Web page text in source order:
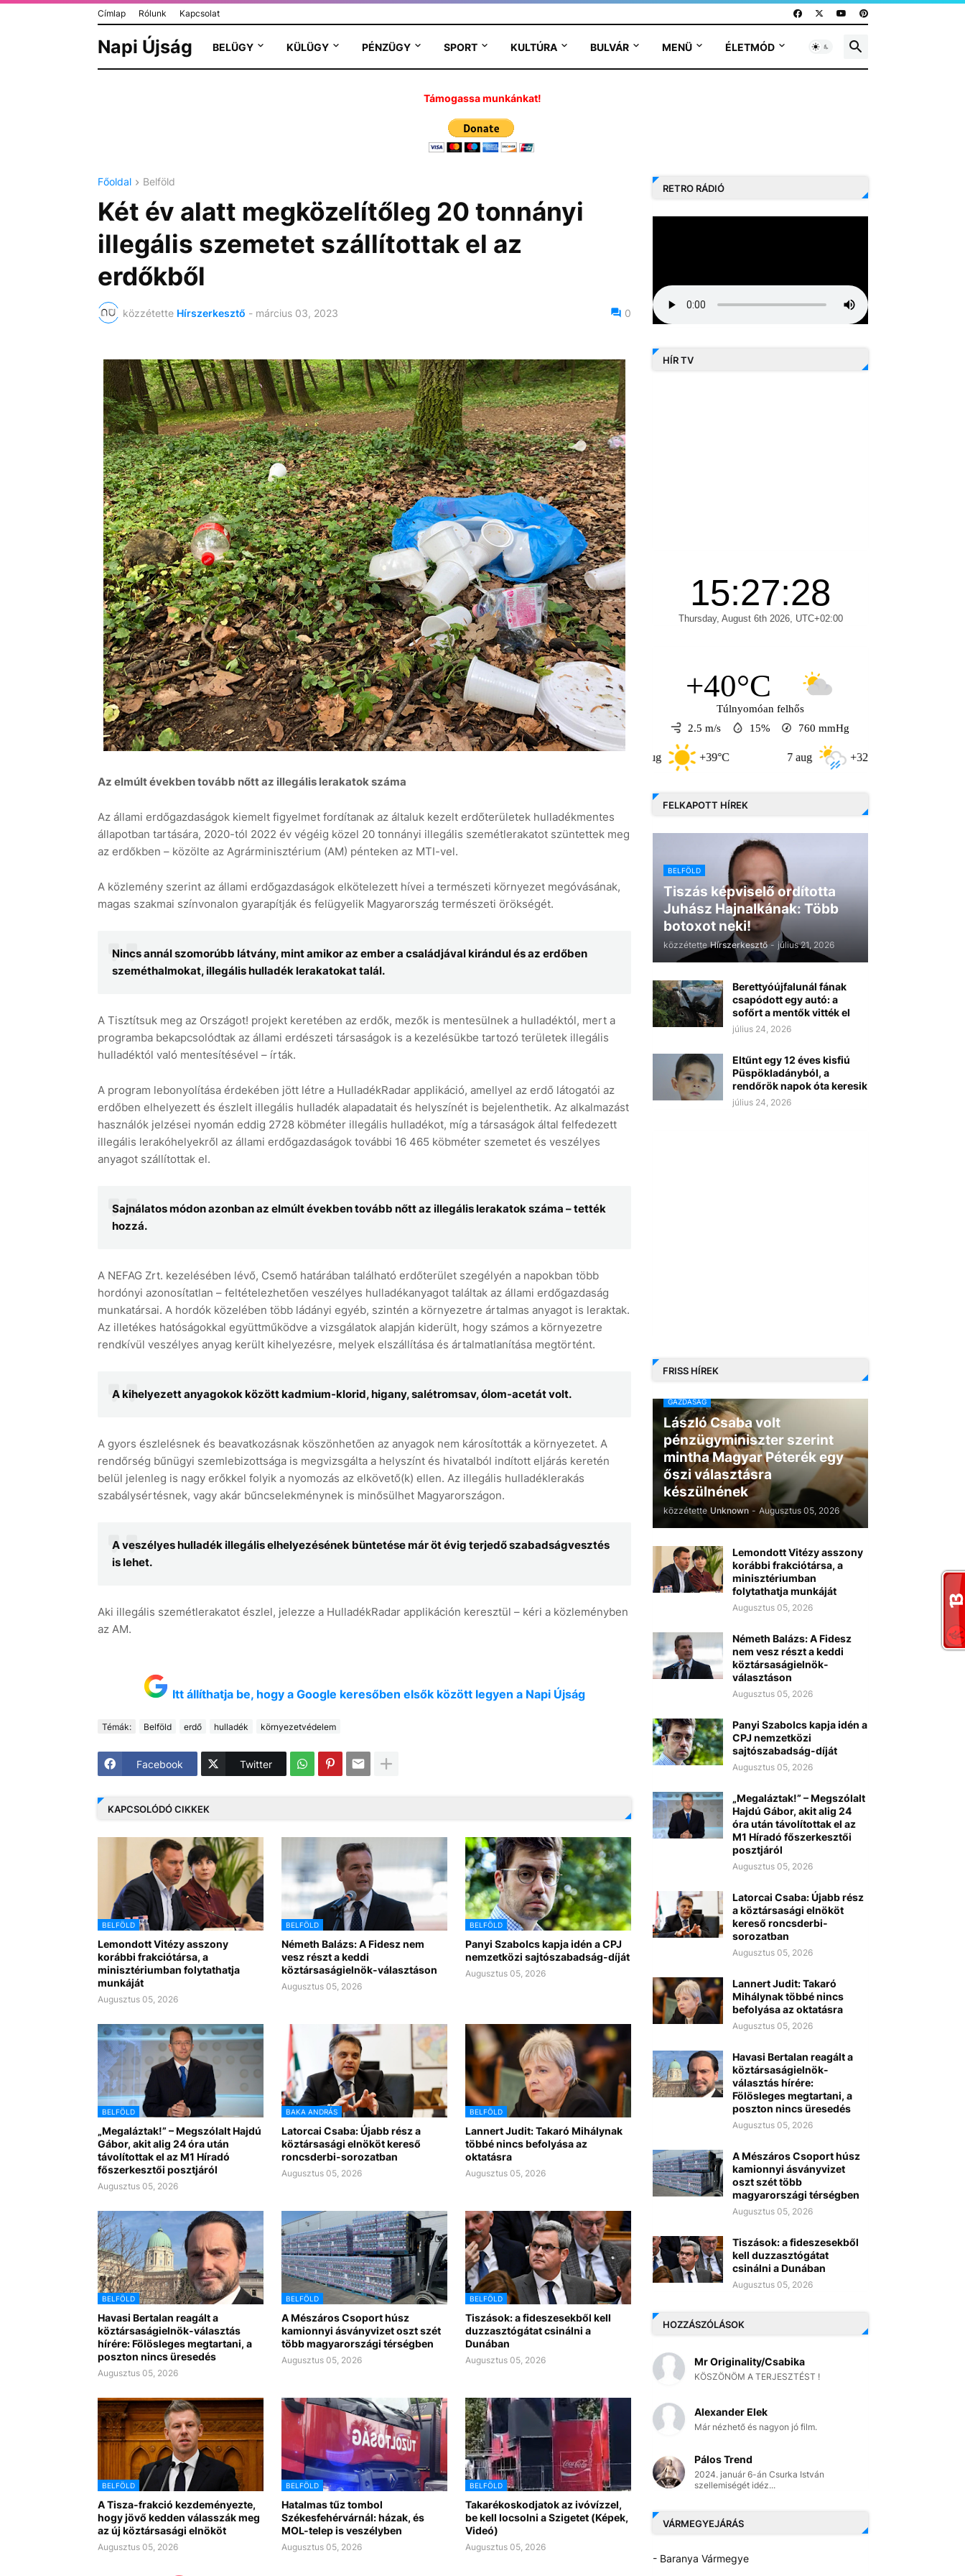
Címlap Rólunk Kapcsolat
Napi Újság BELÜGY KÜLÜGY PÉNZÜGY SPORT KULTÚRA BULVÁR MENÜ ÉLETMÓD
Támogassa munkánkat!
Főoldal Belföld
Két év alatt megközelítőleg 20 tonnányi
illegális szemetet szállítottak el az
erdőkből
közzétette Hírszerkesztő - március 03, 2023 0
Az elmúlt években tovább nőtt az illegális lerakatok száma
Az állami erdőgazdaságok kiemelt figyelmet fordítanak az általuk kezelt erdőterületek hulladékmentes
állapotban tartására, 2020-tól 2022 év végéig közel 20 tonnányi illegális szemétlerakatot szüntettek meg
az erdőkben – közölte az Agrárminisztérium (AM) pénteken az MTI-vel.
A közlemény szerint az állami erdőgazdaságok elkötelezett hívei a természeti környezet megóvásának,
magas szakmai színvonalon gyarapítják és felügyelik Magyarország természeti örökségét.
Nincs annál szomorúbb látvány, mint amikor az ember a családjával kirándul és az erdőben
szeméthalmokat, illegális hulladék lerakatokat talál.
A Tisztítsuk meg az Országot! projekt keretében az erdők, mezők is mentesülnek a hulladéktól, mert a
programba bekapcsolódtak az állami erdészeti társaságok is a kezelésükbe tartozó területek illegális
hulladéktól való mentesítésével – írták.
A program lebonyolítása érdekében jött létre a HulladékRadar applikáció, amellyel az erdő látogatói az
erdőben elhelyezett és észlelt illegális hulladék alapadatait és helyszínét is bejelenthetik. Az alkalmazást
használók jelzései nyomán eddig 2728 köbméter illegális hulladékot, míg a társaságok által felfedezett
illegális lerakóhelyekről az állami erdőgazdaságok további 16 465 köbméter szemetet és veszélyes
anyagot szállítottak el.
Sajnálatos módon azonban az elmúlt években tovább nőtt az illegális lerakatok száma – tették
hozzá.
A NEFAG Zrt. kezelésében lévő, Csemő határában található erdőterület szegélyén a napokban több
hordónyi azonosítatlan – feltételezhetően veszélyes hulladékanyagot találtak az állami erdőgazdaság
munkatársai. A hordók közelében több ládányi egyéb, szintén a környezetre ártalmas anyagot is leraktak.
Az illetékes hatóságokkal együttműködve a vizsgálatok alapján kiderült, hogy számos a környezetre
rendkívül veszélyes anyag került kihelyezésre, melyek elszállítása és ártalmatlanítása megtörtént.
A kihelyezett anyagokok között kadmium-klorid, higany, salétromsav, ólom-acetát volt.
A gyors észlelésnek és beavatkozásnak köszönhetően az anyagok nem károsították a környezetet. A
rendőrség bűnügyi szemlebizottsága is megvizsgálta a helyszínt és hivatalból indított eljárás keretén
belül jelenleg is nagy erőkkel folyik a nyomozás az elkövető(k) ellen. Az illegális hulladéklerakás
szabálysértésnek, vagy akár bűncselekménynek is minősülhet Magyarországon.
A veszélyes hulladék illegális elhelyezésének büntetése már öt évig terjedő szabadságvesztés
is lehet.
Aki illegális szemétlerakatot észlel, jelezze a HulladékRadar applikáción keresztül – kéri a közleményben
az AM.
Itt állíthatja be, hogy a Google keresőben elsők között legyen a Napi Újság
Témák: Belföld erdő hulladék környezetvédelem
Facebook Twitter
KAPCSOLÓDÓ CIKKEK
BELFÖLD
Lemondott Vitézy asszony
korábbi frakciótársa, a
minisztériumban folytathatja
munkáját
Augusztus 05, 2026
BELFÖLD
Németh Balázs: A Fidesz nem
vesz részt a keddi
köztársaságielnök-választáson
Augusztus 05, 2026
BELFÖLD
Panyi Szabolcs kapja idén a CPJ
nemzetközi sajtószabadság-díját
Augusztus 05, 2026
BELFÖLD
„Megaláztak!” – Megszólalt Hajdú
Gábor, akit alig 24 óra után
távolítottak el az M1 Híradó
főszerkesztői posztjáról
Augusztus 05, 2026
BAKA ANDRÁS
Latorcai Csaba: Újabb rész a
köztársasági elnököt kereső
roncsderbi-sorozatban
Augusztus 05, 2026
BELFÖLD
Lannert Judit: Takaró Mihálynak
többé nincs befolyása az
oktatásra
Augusztus 05, 2026
BELFÖLD
Havasi Bertalan reagált a
köztársaságielnök-választás
hírére: Fölösleges megtartani, a
poszton nincs üresedés
Augusztus 05, 2026
BELFÖLD
A Mészáros Csoport húsz
kamionnyi ásványvizet oszt szét
több magyarországi térségben
Augusztus 05, 2026
BELFÖLD
Tiszások: a fideszesekből kell
duzzasztógátat csinálni a
Dunában
Augusztus 05, 2026
BELFÖLD
A Tisza-frakció kezdeményezte,
hogy jövő kedden válasszák meg
az új köztársasági elnököt
Augusztus 05, 2026
BELFÖLD
Hatalmas tűz tombol
Székesfehérvárnál: házak, és
MOL-telep is veszélyben
Augusztus 05, 2026
BELFÖLD
Takarékoskodjatok az ivóvízzel,
be kell locsolni a Szigetet (Képek,
Videó)
Augusztus 05, 2026
RETRO RÁDIÓ
HÍR TV
+40°C
Túlnyomóan felhős
2.5 m/s
15% 760 mmHg
+39°C +32°C
FELKAPOTT HÍREK
BELFÖLD
Tiszás képviselő ordította
Juhász Hajnalkának: Több
botoxot neki!
közzétette Hírszerkesztő - július 21, 2026
Berettyóújfalunál fának
csapódott egy autó: a
sofőrt a mentők vitték el
július 24, 2026
Eltűnt egy 12 éves kisfiú
Püspökladányból, a
rendőrök napok óta keresik
július 24, 2026
FRISS HÍREK
GAZDASÁG
László Csaba volt
pénzügyminiszter szerint
mintha Magyar Péterék egy
őszi választásra
készülnének
közzétette Unknown - Augusztus 05, 2026
Lemondott Vitézy asszony
korábbi frakciótársa, a
minisztériumban
folytathatja munkáját
Augusztus 05, 2026
Németh Balázs: A Fidesz
nem vesz részt a keddi
köztársaságielnök-
választáson
Augusztus 05, 2026
Panyi Szabolcs kapja idén a
CPJ nemzetközi
sajtószabadság-díját
Augusztus 05, 2026
„Megaláztak!” – Megszólalt
Hajdú Gábor, akit alig 24
óra után távolítottak el az
M1 Híradó főszerkesztői
posztjáról
Augusztus 05, 2026
Latorcai Csaba: Újabb rész
a köztársasági elnököt
kereső roncsderbi-
sorozatban
Augusztus 05, 2026
Lannert Judit: Takaró
Mihálynak többé nincs
befolyása az oktatásra
Augusztus 05, 2026
Havasi Bertalan reagált a
köztársaságielnök-
választás hírére:
Fölösleges megtartani, a
poszton nincs üresedés
Augusztus 05, 2026
A Mészáros Csoport húsz
kamionnyi ásványvizet
oszt szét több
magyarországi térségben
Augusztus 05, 2026
Tiszások: a fideszesekből
kell duzzasztógátat
csinálni a Dunában
Augusztus 05, 2026
HOZZÁSZÓLÁSOK
Mr Originality/Csabika
KÖSZÖNÖM A TERJESZTÉST !
Alexander Elek
Már nézhető és nagyon jó film.
Pálos Trend
2024. január 6-án Csurka István
szellemiségét idéz...
VÁRMEGYEJÁRÁS
- Baranya Vármegye